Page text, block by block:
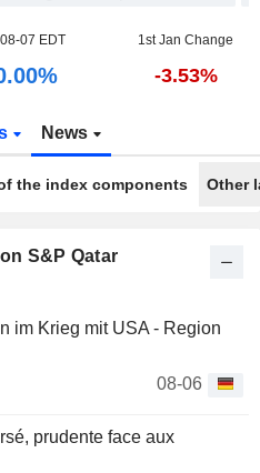
07 EDT 1st Jan Change
-3.53%
News
the index components Other
S&P Qatar
im Krieg mit USA - Region
08-06
prudente face aux